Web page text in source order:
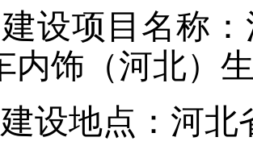
设项目名称
内饰（河北）
设地点： 河北